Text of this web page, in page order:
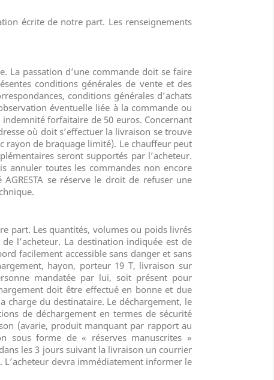
écrite de notre part. Les renseignements
La passation d’une commande doit se faire
conditions générales de vente et des
conditions générales d’achats
éventuelle liée à la commande ou
forfaitaire de 50 euros. Concernant
où doit s’effectuer la livraison se trouve
rayon de braquage limité). Le chauffeur peut
seront supportés par l’acheteur.
annuler toutes les commandes non encore
se réserve le droit de refuser une
part. Les quantités, volumes ou poids livrés
l’acheteur. La destination indiquée est de
facilement accessible sans danger et sans
hayon, porteur 19 T, livraison sur
mandatée par lui, soit présent pour
doit être effectué en bonne et due
charge du destinataire. Le déchargement, le
de déchargement en termes de sécurité
(avarie, produit manquant par rapport au
sous forme de « réserves manuscrites »
les 3 jours suivant la livraison un courrier
L’acheteur devra immédiatement informer le